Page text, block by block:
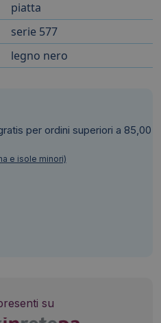
piatta
serie 577
legno nero
per ordini superiori a 85,00
e isole minori)
su